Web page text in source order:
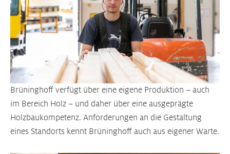
Brüninghoff verfügt über eine eigene Produktion – auch
im Bereich Holz – und daher über eine ausgeprägte
Holzbaukompetenz. Anforderungen an die Gestaltung
eines Standorts kennt Brüninghoff auch aus eigener Warte.